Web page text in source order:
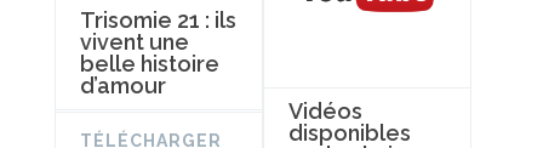
Trisomie 21 : ils
vivent une
belle histoire
d’amour
TÉLÉCHARGER
Vidéos
disponibles